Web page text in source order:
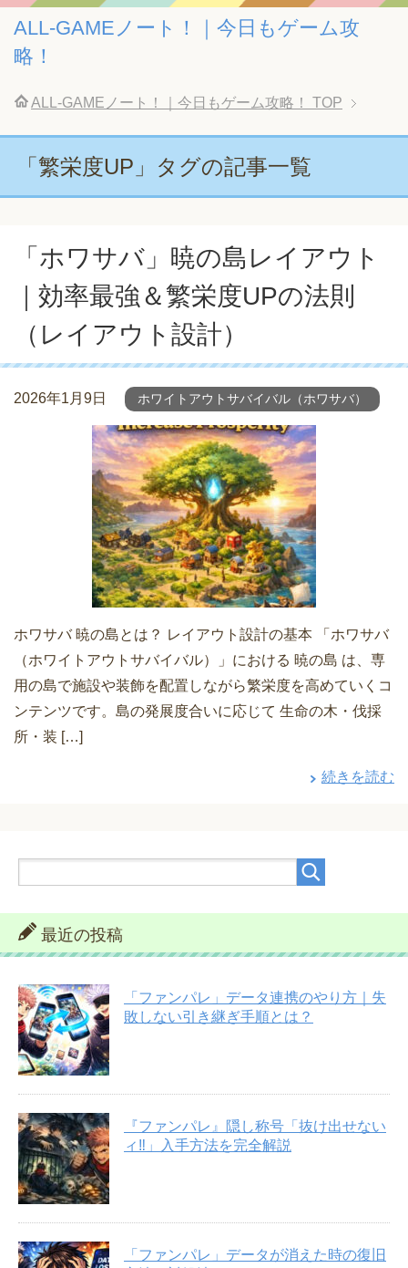
ALL-GAMEノート！｜今日もゲーム攻
略！
ALL-GAMEノート！｜今日もゲーム攻略！ TOP
「繁栄度UP」タグの記事一覧
「ホワサバ」暁の島レイアウト
｜効率最強＆繁栄度UPの法則
（レイアウト設計）
2026年1月9日 ホワイトアウトサバイバル（ホワサバ）
ホワサバ 暁の島とは？ レイアウト設計の基本 「ホワサバ
（ホワイトアウトサバイバル）」における 暁の島 は、専
用の島で施設や装飾を配置しながら繁栄度を高めていくコ
ンテンツです。島の発展度合いに応じて 生命の木・伐採
所・装 […]
続きを読む
最近の投稿
「ファンパレ」データ連携のやり方｜失
敗しない引き継ぎ手順とは？
『ファンパレ』隠し称号「抜け出せない
ィ‼︎」入手方法を完全解説
「ファンパレ」データが消えた時の復旧